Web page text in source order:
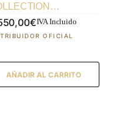
L24505892 Ø 34.00 mm
€IVA Incluido
AÑADIR AL CARRITO